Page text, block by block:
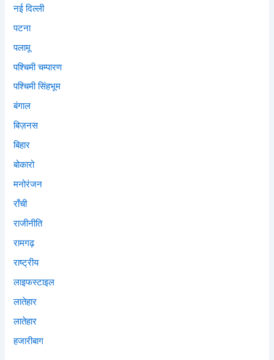
नई दिल्ली
पटना
पलामू
पश्चिमी चम्पारण
पश्चिमी सिंहभूम
बंगाल
बिज़नस
बिहार
बोकारो
मनोरंजन
राँची
राजीनीति
रामगढ़
राष्ट्रीय
लाइफस्टाइल
लातेहार
लातेहार
हजारीबाग